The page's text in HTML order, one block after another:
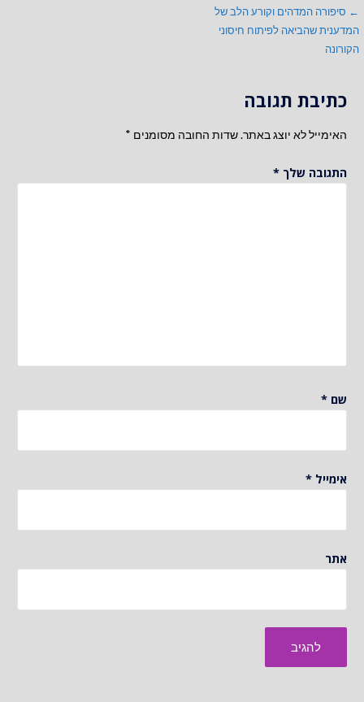
ניווט
← סיפורה המדהים וקורע הלב של
המדענית שהביאה לפיתוח חיסוני
הקורונה
כתיבת תגובה
האימייל לא יוצג באתר.שדות החובה מסומנים *
התגובה שלך *
שם *
אימייל *
אתר